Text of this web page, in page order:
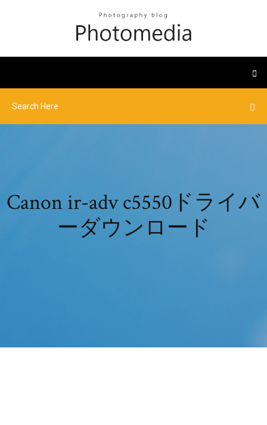
Canon ir-adv c5550ドライバ
ーダウンロード